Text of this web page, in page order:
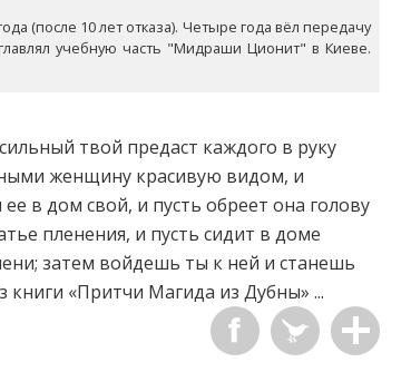
(после 10 лет отказа). Четыре года вёл передачу
учебную часть "Мидраши Ционит" в Киеве.
твой предаст каждого в руку
женщину красивую видом, и
в дом свой, и пусть обреет она голову
пленения, и пусть сидит в доме
затем войдешь ты к ней и станешь
«Притчи Магида из Дубны» ...